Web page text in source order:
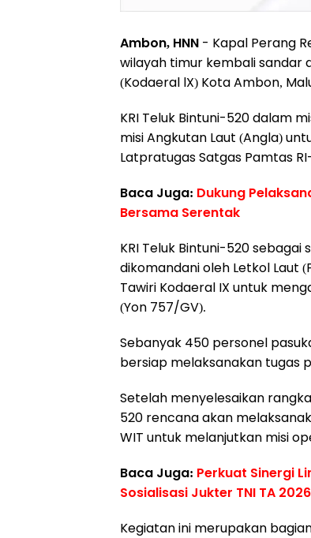
Ambon, HNN - Kapal Perang
wilayah timur kembali sandar
(Kodaeral lX) Kota Ambon,
KRI Teluk Bintuni-520 dalam
misi Angkutan Laut (Angla)
Latpratugas Satgas Pamtas
Baca Juga: Dukung
Bersama Serentak
KRI Teluk Bintuni-520 sebagai
dikomandani oleh Letkol Laut
Tawiri Kodaeral IX untuk
(Yon 757/GV).
Sebanyak 450 personel
bersiap melaksanakan tugas
Setelah menyelesaikan
520 rencana akan
WIT untuk melanjutkan misi
Baca Juga: Perkuat Sinergi
Sosialisasi Jukter TNI TA 2026
Kegiatan ini merupakan